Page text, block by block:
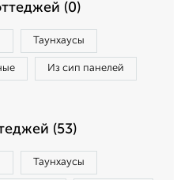
(0)
Таунхаусы
Из сип панелей
(53)
Таунхаусы